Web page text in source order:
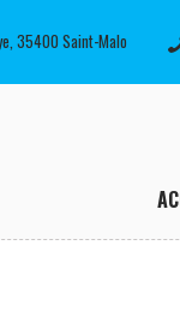
35400 Saint-Malo